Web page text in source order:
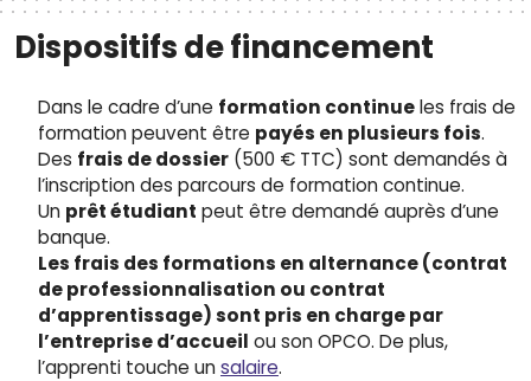
Dispositifs de financement
Dans le cadre d’une formation continueles frais de
formation peuvent être payés en plusieurs fois.
Des frais de dossier (500 € TTC) sont demandés à
l’inscription des parcours de formation continue.
Un prêt étudiant peut être demandé auprès d’une
banque.
Les frais des formations en alternance (contrat
de professionnalisation ou contrat
d’apprentissage) sont pris en charge par
l’entreprise d’accueil ou son OPCO. De plus,
l’apprenti touche unsalaire.